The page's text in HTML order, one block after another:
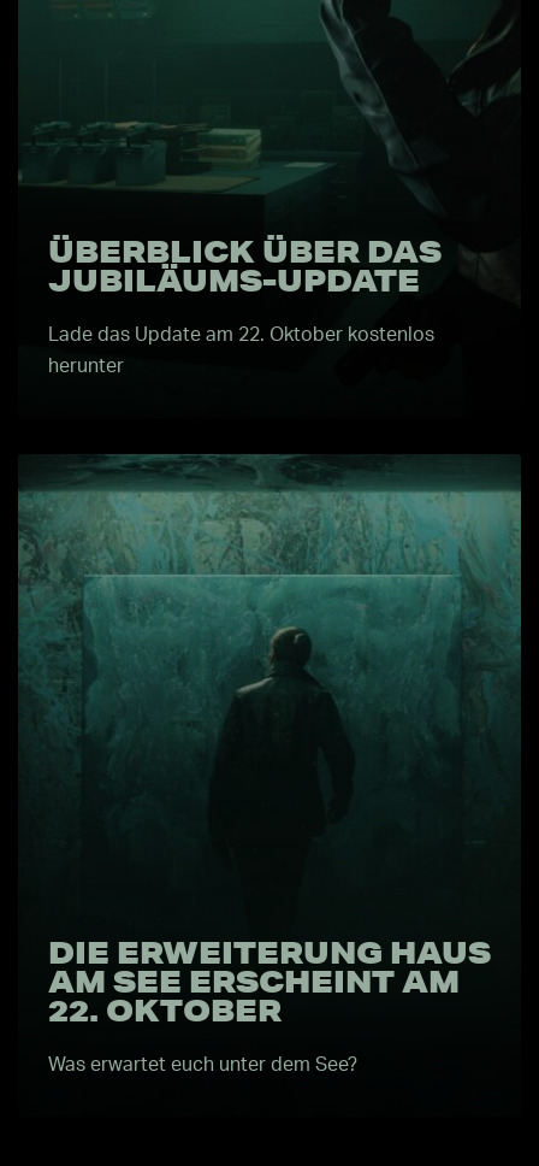
ÜBERBLICK ÜBER DAS
JUBILÄUMS-UPDATE
Lade das Update am 22. Oktober kostenlos
herunter
DIE ERWEITERUNG HAUS
AM SEE ERSCHEINT AM
22. OKTOBER
Was erwartet euch unter dem See?